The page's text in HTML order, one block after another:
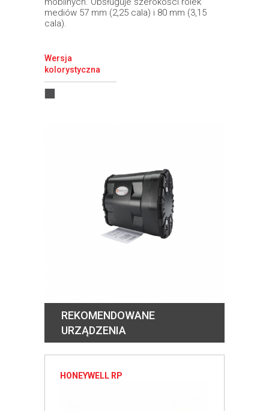
mediów 57 mm (2,25 cala) i 80 mm (3,15
cala).
Wersja
kolorystyczna
REKOMENDOWANE
URZĄDZENIA
HONEYWELL RP